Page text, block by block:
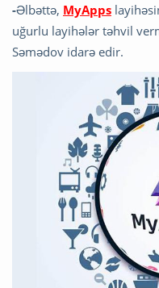
-Əlbəttə, MyApps
uğurlu layihələr təhvil
Səmədov idarə edir.